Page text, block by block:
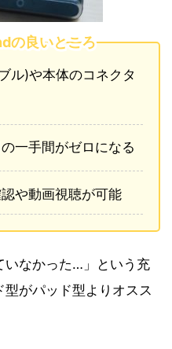
の良いところ
ル)や本体のコネクタ
一手間がゼロになる
や動画視聴が可能
いなかった…」という充
がパッド型よりオスス